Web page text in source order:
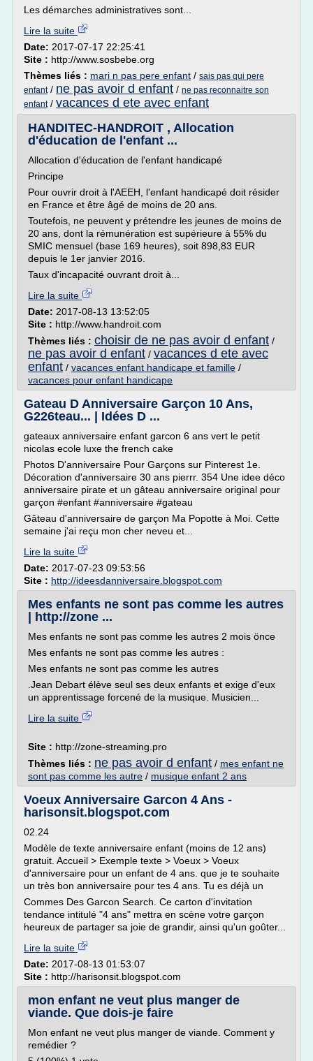
Les démarches administratives sont...
Lire la suite
Date: 2017-07-17 22:25:41
Site : http://www.sosbebe.org
Thèmes liés : mari n pas pere enfant / sais pas qui pere
enfant/ ne pas avoir d enfant / ne pas reconnaitre son
enfant/ vacances d ete avec enfant
HANDITEC-HANDROIT , Allocation
d'éducation de l'enfant ...
Allocation d'éducation de l'enfant handicapé
Principe
Pour ouvrir droit à l'AEEH, l'enfant handicapé doit résider
en France et être âgé de moins de 20 ans.
Toutefois, ne peuvent y prétendre les jeunes de moins de
20 ans, dont la rémunération est supérieure à 55% du
SMIC mensuel (base 169 heures), soit 898,83 EUR
depuis le 1er janvier 2016.
Taux d'incapacité ouvrant droit à...
Lire la suite
Date: 2017-08-13 13:52:05
Site : http://www.handroit.com
Thèmes liés : choisir de ne pas avoir d enfant /
ne pas avoir d enfant / vacances d ete avec
enfant / vacances enfant handicape et famille /
vacances pour enfant handicape
Gateau D Anniversaire Garçon 10 Ans,
G226teau... | Idées D ...
gateaux anniversaire enfant garcon 6 ans vert le petit
nicolas ecole luxe the french cake
Photos D'anniversaire Pour Garçons sur Pinterest 1e.
Décoration d'anniversaire 30 ans pierrr. 354 Une idee déco
anniversaire pirate et un gâteau anniversaire original pour
garçon #enfant #anniversaire #gateau
Gâteau d'anniversaire de garçon Ma Popotte à Moi. Cette
semaine j'ai reçu mon cher neveu et...
Lire la suite
Date: 2017-07-23 09:53:56
Site : http://ideesdanniversaire.blogspot.com
Mes enfants ne sont pas comme les autres
| http://zone ...
Mes enfants ne sont pas comme les autres 2 mois önce
Mes enfants ne sont pas comme les autres :
Mes enfants ne sont pas comme les autres
.Jean Debart élève seul ses deux enfants et exige d'eux
un apprentissage forcené de la musique. Musicien...
Lire la suite
Site : http://zone-streaming.pro
Thèmes liés : ne pas avoir d enfant / mes enfant ne
sont pas comme les autre / musique enfant 2 ans
Voeux Anniversaire Garcon 4 Ans -
harisonsit.blogspot.com
02.24
Modèle de texte anniversaire enfant (moins de 12 ans)
gratuit. Accueil > Exemple texte > Voeux > Voeux
d'anniversaire pour un enfant de 4 ans. que je te souhaite
un très bon anniversaire pour tes 4 ans. Tu es déjà un
Commes Des Garcon Search. Ce carton d'invitation
tendance intitulé "4 ans" mettra en scène votre garçon
heureux de partager sa joie de grandir, ainsi qu'un goûter...
Lire la suite
Date: 2017-08-13 01:53:07
Site : http://harisonsit.blogspot.com
mon enfant ne veut plus manger de
viande. Que dois-je faire
Mon enfant ne veut plus manger de viande. Comment y
remédier ?